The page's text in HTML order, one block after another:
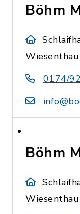
Böhm
Wiesenthau
0174/
Böhm
Wiesenthau